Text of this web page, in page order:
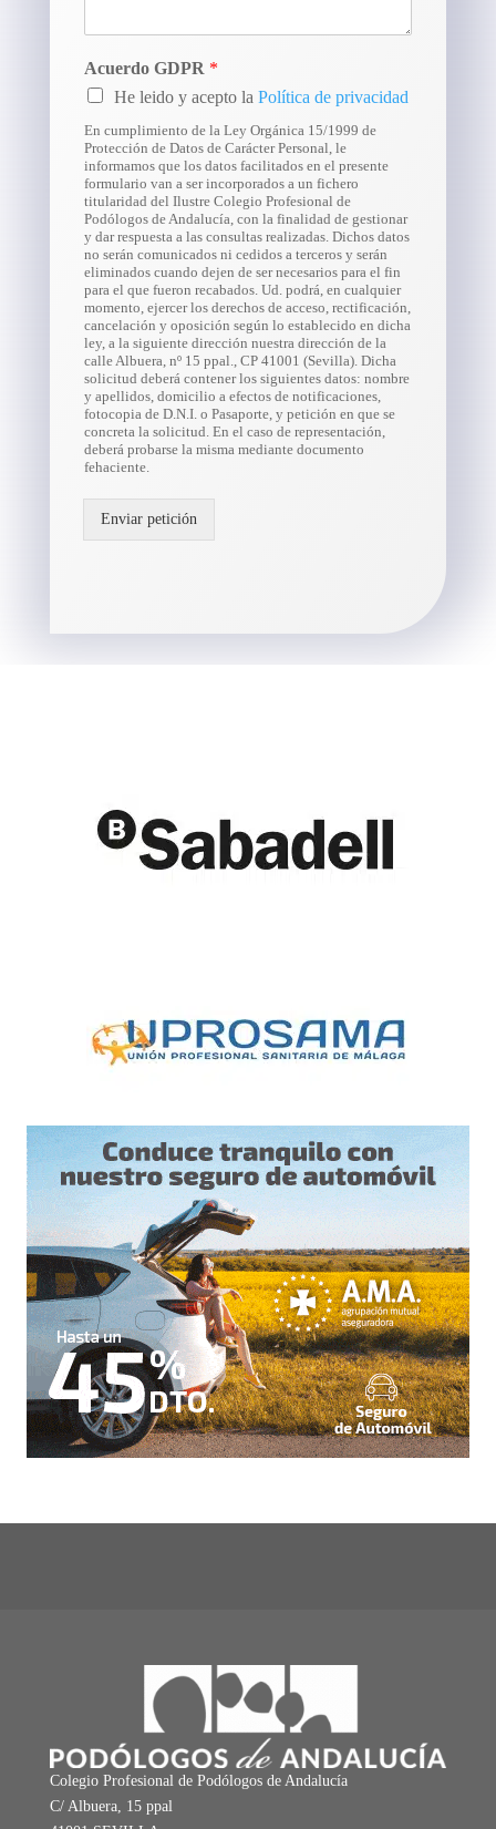
Acuerdo GDPR *
He leido y acepto la Política de privacidad
En cumplimiento de la Ley Orgánica 15/1999 de
Protección de Datos de Carácter Personal, le
informamos que los datos facilitados en el presente
formulario van a ser incorporados a un fichero
titularidad del Ilustre Colegio Profesional de
Podólogos de Andalucía, con la finalidad de gestionar
y dar respuesta a las consultas realizadas. Dichos datos
no serán comunicados ni cedidos a terceros y serán
eliminados cuando dejen de ser necesarios para el fin
para el que fueron recabados. Ud. podrá, en cualquier
momento, ejercer los derechos de acceso, rectificación,
cancelación y oposición según lo establecido en dicha
ley, a la siguiente dirección nuestra dirección de la
calle Albuera, nº 15 ppal., CP 41001 (Sevilla). Dicha
solicitud deberá contener los siguientes datos: nombre
y apellidos, domicilio a efectos de notificaciones,
fotocopia de D.N.I. o Pasaporte, y petición en que se
concreta la solicitud. En el caso de representación,
deberá probarse la misma mediante documento
fehaciente.
Enviar petición
Colegio Profesional de Podólogos de Andalucía
C/ Albuera, 15 ppal